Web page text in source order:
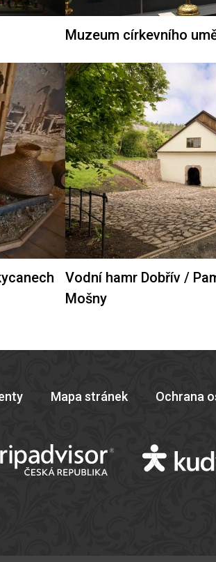
Muzeum církevního
Vodní hamr Dobřív /
Mošny
Mapa stránek Ochrana